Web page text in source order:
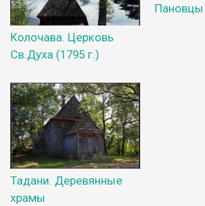
Колочава. Церковь
Св.Духа (1795 г.)
Пановцы
Тадани. Деревянные
храмы